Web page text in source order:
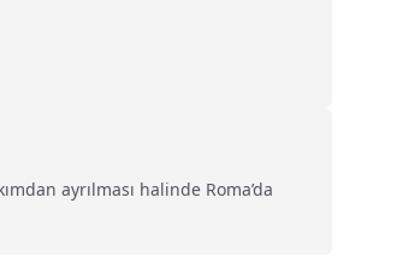
ayrılması halinde Roma’da